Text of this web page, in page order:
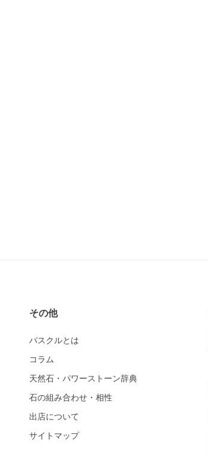
その他
パスクルとは
コラム
天然石・パワーストーン辞典
石の組み合わせ・相性
出店について
サイトマップ